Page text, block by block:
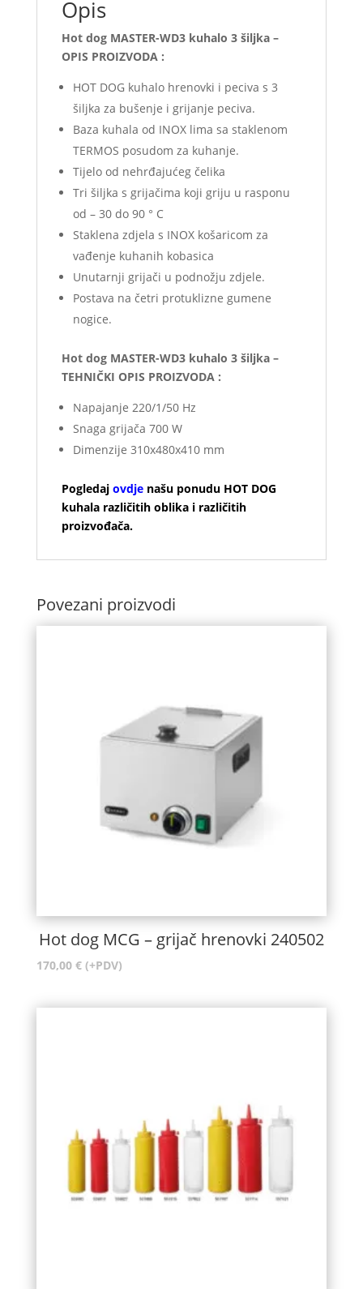
Opis
Hot dog MASTER-WD3 kuhalo 3 šiljka –
OPIS PROIZVODA :
HOT DOG kuhalo hrenovki i peciva s 3
šiljka za bušenje i grijanje peciva.
Baza kuhala od INOX lima sa staklenom
TERMOS posudom za kuhanje.
Tijelo od nehrđajućeg čelika
Tri šiljka s grijačima koji griju u rasponu
od – 30 do 90 ° C
Staklena zdjela s INOX košaricom za
vađenje kuhanih kobasica
Unutarnji grijači u podnožju zdjele.
Postava na četri protuklizne gumene
nogice.
Hot dog MASTER-WD3 kuhalo 3 šiljka –
TEHNIČKI OPIS PROIZVODA :
Napajanje 220/1/50 Hz
Snaga grijača 700 W
Dimenzije 310x480x410 mm
Pogledaj ovdjenašu ponudu HOT DOG
kuhala različitih oblika i različitih
proizvođača.
Povezani proizvodi
Hot dog MCG – grijač hrenovki 240502
170,00 € (+PDV)